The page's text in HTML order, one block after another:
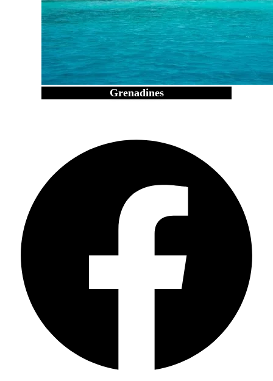
Grenadines